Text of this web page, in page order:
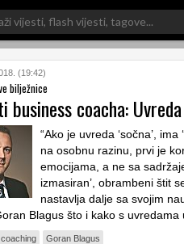
(19:42)
bilježnice
business coacha:
“Ako je uvreda ‘sočna’,
na osobnu razinu, prvi je
emocijama, a ne sa
izmasiran’, obrambeni štit
nastavlja dalje sa svojim
Blagus što i kako s uvredama
Goran Blagus